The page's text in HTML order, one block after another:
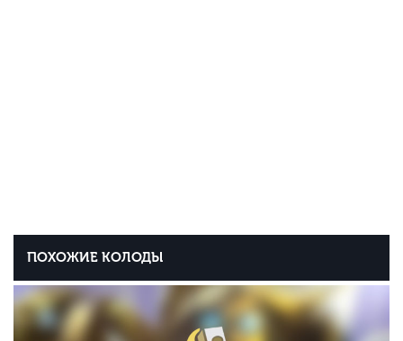
ПОХОЖИЕ КОЛОДЫ